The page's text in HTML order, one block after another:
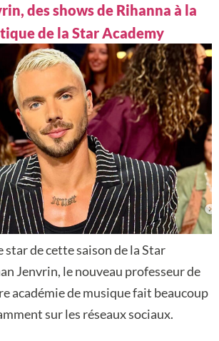
des shows de Rihanna à la
de la Star Academy
star de cette saison de la Star
Jenvrin, le nouveau professeur de
académie de musique fait beaucoup
sur les réseaux sociaux.